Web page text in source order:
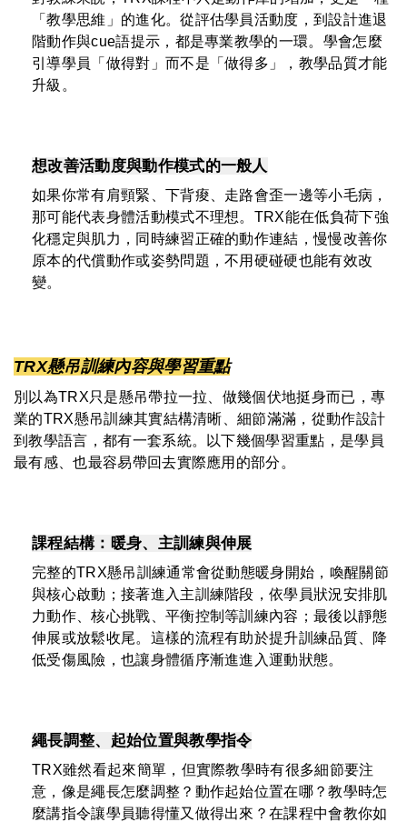
「教學思維」的進化。從評估學員活動度，到設計進退
階動作與cue語提示，都是專業教學的一環。學會怎麼
引導學員「做得對」而不是「做得多」，教學品質才能
升級。
想改善活動度與動作模式的一般人
如果你常有肩頸緊、下背痠、走路會歪一邊等小毛病，
那可能代表身體活動模式不理想。TRX能在低負荷下強
化穩定與肌力，同時練習正確的動作連結，慢慢改善你
原本的代償動作或姿勢問題，不用硬碰硬也能有效改
變。
TRX懸吊訓練內容與學習重點
別以為TRX只是懸吊帶拉一拉、做幾個伏地挺身而已，專
業的TRX懸吊訓練其實結構清晰、細節滿滿，從動作設計
到教學語言，都有一套系統。以下幾個學習重點，是學員
最有感、也最容易帶回去實際應用的部分。
課程結構：暖身、主訓練與伸展
完整的TRX懸吊訓練通常會從動態暖身開始，喚醒關節
與核心啟動；接著進入主訓練階段，依學員狀況安排肌
力動作、核心挑戰、平衡控制等訓練內容；最後以靜態
伸展或放鬆收尾。這樣的流程有助於提升訓練品質、降
低受傷風險，也讓身體循序漸進進入運動狀態。
繩長調整、起始位置與教學指令
TRX雖然看起來簡單，但實際教學時有很多細節要注
意，像是繩長怎麼調整？動作起始位置在哪？教學時怎
麼講指令讓學員聽得懂又做得出來？在課程中會教你如